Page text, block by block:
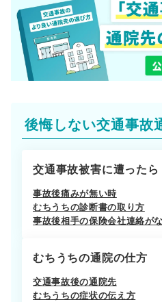
後悔しない交通事故
交通事故被害に遭ったら
事故後痛みが無い時
むちうちの診断書の取り方
事故後相手の保険会社連絡が
むちうちの通院の仕方
交通事故後の通院先
むちうちの症状の伝え方